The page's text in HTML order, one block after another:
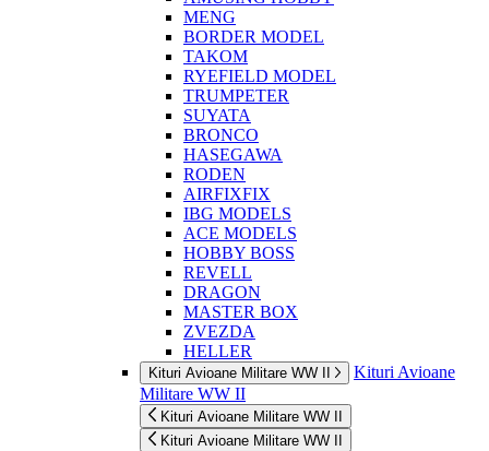
MENG
BORDER MODEL
TAKOM
RYEFIELD MODEL
TRUMPETER
SUYATA
BRONCO
HASEGAWA
RODEN
AIRFIXFIX
IBG MODELS
ACE MODELS
HOBBY BOSS
REVELL
DRAGON
MASTER BOX
ZVEZDA
HELLER
Kituri Avioane Militare WW II
Kituri Avioane
Militare WW II
Kituri Avioane Militare WW II
Kituri Avioane Militare WW II